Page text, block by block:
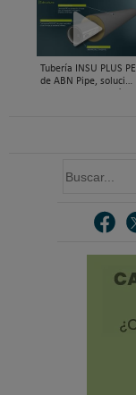
Mestres, Standard
Hidráulica
Tubería INSU PLUS PE
de ABN Pipe, solución
u